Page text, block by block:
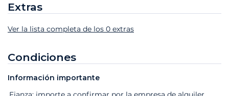
Extras
Extras Estado Precio
Ver la lista completa de los 0 extras
Condiciones
Información importante
Extras Estado Precio